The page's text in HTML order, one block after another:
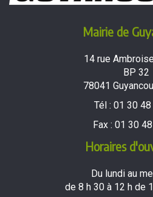
Mairie de
14 rue
BP 32
78041
Tél : 01 30 48
Fax : 01 30
Horaires
Du lundi au
de 8 h 30 à 12 h de